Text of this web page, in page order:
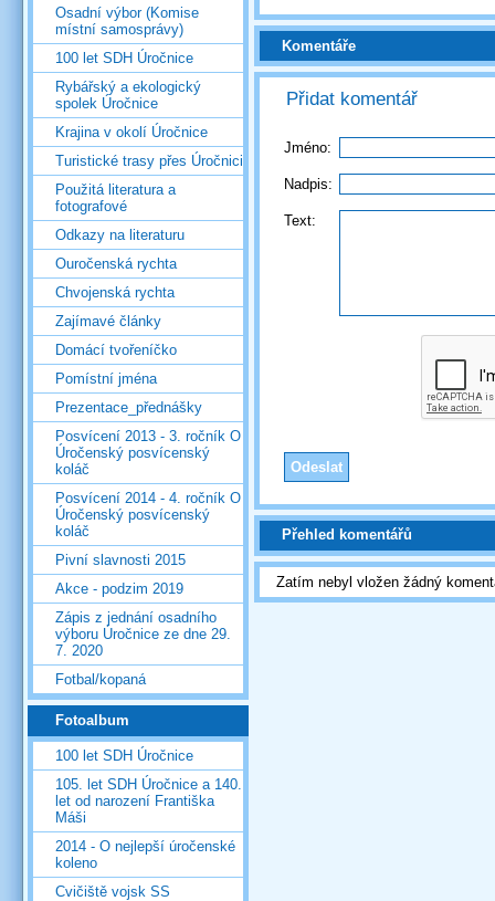
Komentáře
Přidat komentář
Jméno:
Nadpis:
Text:
Přehled komentářů
Zatím nebyl vložen žádný
Osadní výbor (Komise
místní samosprávy)
100 let SDH Úročnice
Rybářský a ekologický
spolek Úročnice
Krajina v okolí Úročnice
Turistické trasy přes Úročnici
Použitá literatura a
fotografové
Odkazy na literaturu
Ouročenská rychta
Chvojenská rychta
Zajímavé články
Domácí tvořeníčko
Pomístní jména
Prezentace_přednášky
Posvícení 2013 - 3. ročník O
Úročenský posvícenský
koláč
Posvícení 2014 - 4. ročník O
Úročenský posvícenský
koláč
Pivní slavnosti 2015
Akce - podzim 2019
Zápis z jednání osadního
výboru Úročnice ze dne 29.
7. 2020
Fotbal/kopaná
Fotoalbum
100 let SDH Úročnice
105. let SDH Úročnice a 140.
let od narození Františka
Máši
2014 - O nejlepší úročenské
koleno
Cvičiště vojsk SS